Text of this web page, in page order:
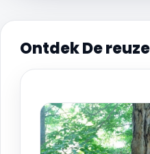
Ontdek De